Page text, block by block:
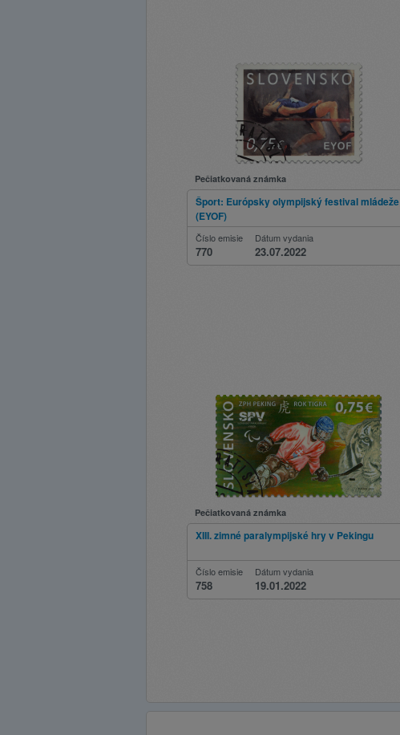
Pečiatkovaná známka
Šport: Európsky olympijský festival mládeže
(EYOF)
Číslo emisie
770
Dátum vydania
23.07.2022
Pečiatkovaná známka
XIII. zimné paralympijské hry v Pekingu
Číslo emisie
758
Dátum vydania
19.01.2022